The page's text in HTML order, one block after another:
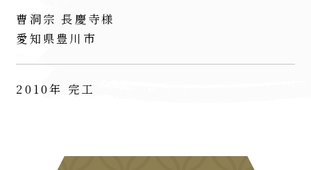
曹洞宗 長慶寺様
愛知県豊川市
2010年 完工